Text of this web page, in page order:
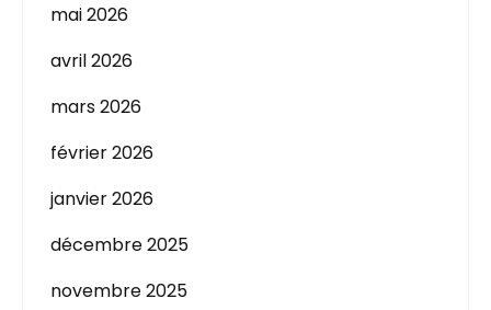
mai 2026
avril 2026
mars 2026
février 2026
janvier 2026
décembre 2025
novembre 2025